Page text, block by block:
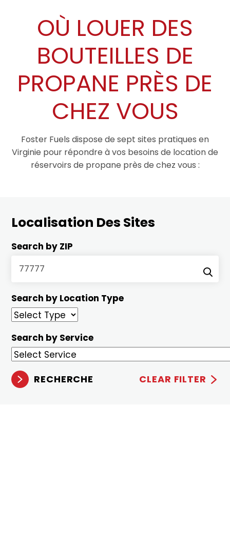
OÙ LOUER DES
BOUTEILLES DE
PROPANE PRÈS DE
CHEZ VOUS
Foster Fuels dispose de sept sites pratiques en
Virginie pour répondre à vos besoins de location de
réservoirs de propane près de chez vous :
Localisation Des Sites
Search by ZIP
Search by Location Type
Search by Service
RECHERCHE CLEAR FILTER